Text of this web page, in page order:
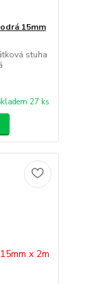
15mm
stuha
27 ks